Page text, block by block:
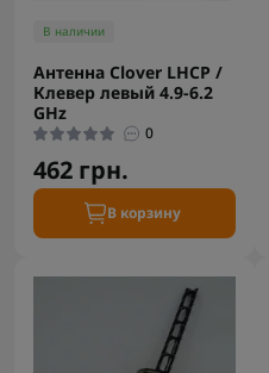
В наличии
Антенна Clover LHCP /
Клевер левый 4.9-6.2
GHz
0
462 грн.
В корзину